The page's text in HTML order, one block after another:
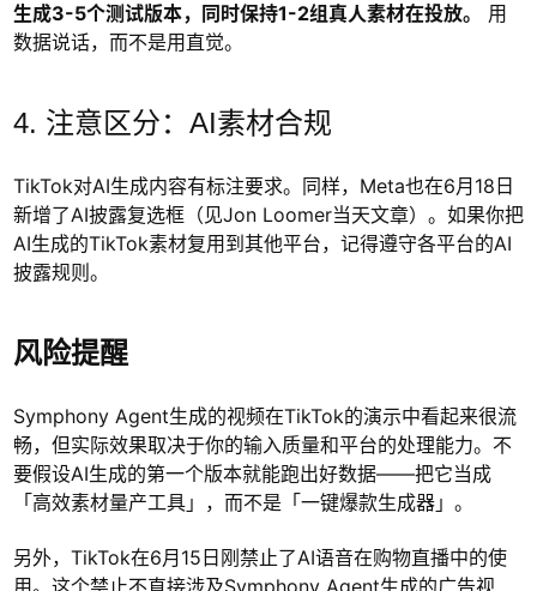
生成3-5个测试版本，同时保持1-2组真人素材在投放。
用
数据说话，而不是用直觉。
4. 注意区分：AI素材合规
TikTok对AI生成内容有标注要求。同样，Meta也在6月18日
新增了AI披露复选框（见Jon Loomer当天文章）。如果你把
AI生成的TikTok素材复用到其他平台，记得遵守各平台的AI
披露规则。
风险提醒
Symphony Agent生成的视频在TikTok的演示中看起来很流
畅，但实际效果取决于你的输入质量和平台的处理能力。不
要假设AI生成的第一个版本就能跑出好数据——把它当成
「高效素材量产工具」，而不是「一键爆款生成器」。
另外，TikTok在6月15日刚禁止了AI语音在购物直播中的使